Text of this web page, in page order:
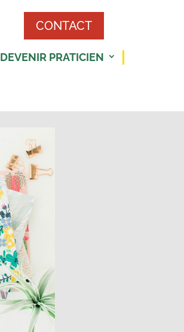
CONTACT
DEVENIR PRATICIEN